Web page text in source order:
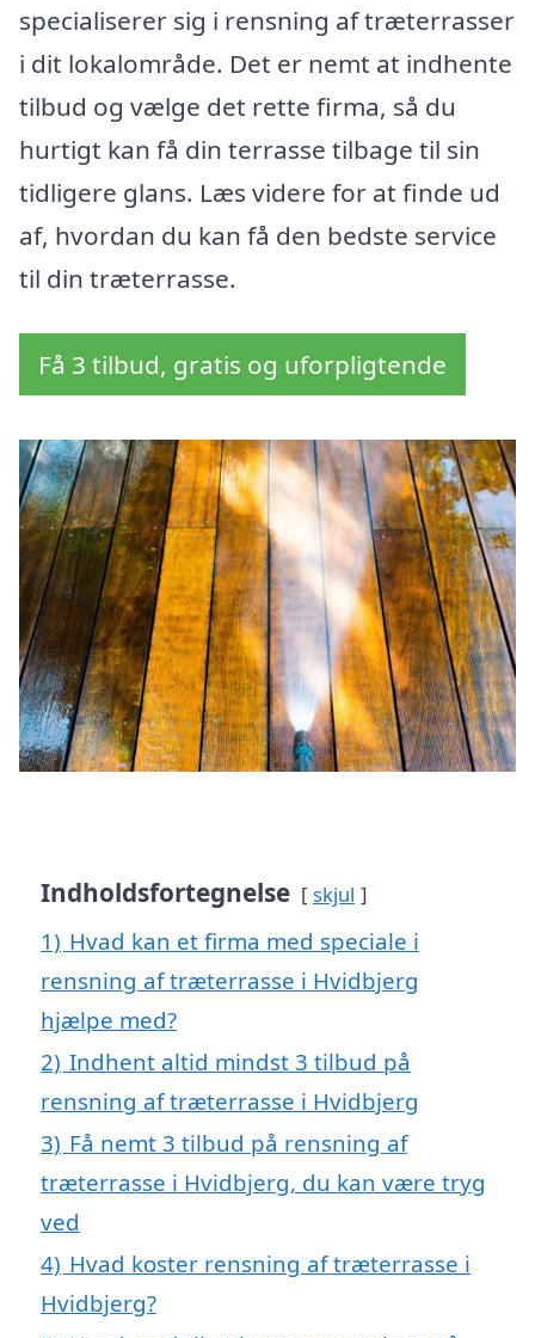
specialiserer sig i rensning af træterrasser
i dit lokalområde. Det er nemt at indhente
tilbud og vælge det rette firma, så du
hurtigt kan få din terrasse tilbage til sin
tidligere glans. Læs videre for at finde ud
af, hvordan du kan få den bedste service
til din træterrasse.
Få 3 tilbud, gratis og uforpligtende
Indholdsfortegnelse skjul
1) Hvad kan et firma med speciale i
rensning af træterrasse i Hvidbjerg
hjælpe med?
2) Indhent altid mindst 3 tilbud på
rensning af træterrasse i Hvidbjerg
3) Få nemt 3 tilbud på rensning af
træterrasse i Hvidbjerg, du kan være tryg
ved
4) Hvad koster rensning af træterrasse i
Hvidbjerg?